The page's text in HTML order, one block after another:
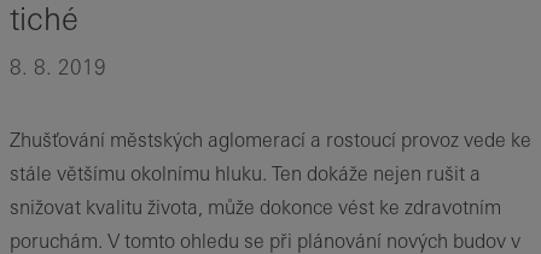
tiché
8. 8. 2019
Zhušťování městských aglomerací a rostoucí provoz vede ke
stále většímu okolnímu hluku. Ten dokáže nejen rušit a
snižovat kvalitu života, může dokonce vést ke zdravotním
poruchám. V tomto ohledu se při plánování nových budov v